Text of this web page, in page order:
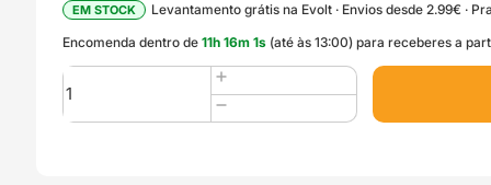
EM STOCK
Levantamento grátis na Evolt · Envios desde 2.99€ ·
Encomenda dentro de11h16m0s(até às 13:00) para receberes a
Quantidade
de
PETG